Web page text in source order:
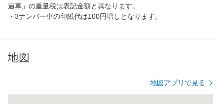
過車」の重量税は表記金額と異なります。
・3ナンバー車の印紙代は100円増しとなります。
地図
地図アプリで見る